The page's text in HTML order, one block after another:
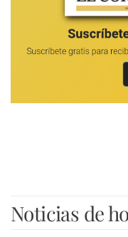
Noticias de